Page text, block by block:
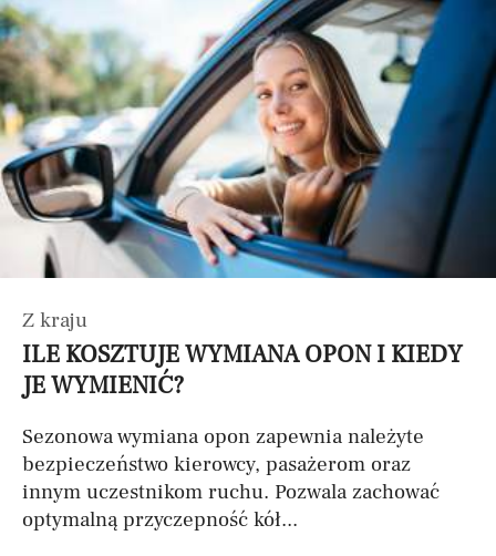
Z kraju
ILE KOSZTUJE WYMIANA OPON I KIEDY
JE WYMIENIĆ?
Sezonowa wymiana opon zapewnia należyte
bezpieczeństwo kierowcy, pasażerom oraz
innym uczestnikom ruchu. Pozwala zachować
optymalną przyczepność kół...